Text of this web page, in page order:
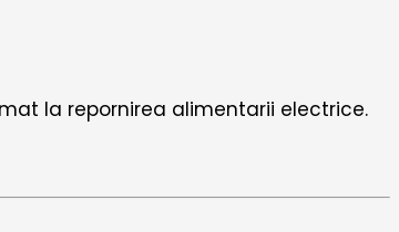
la repornirea alimentarii electrice.